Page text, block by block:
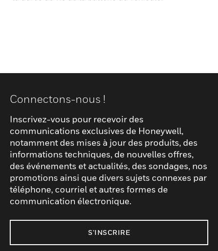
Connectons-nous !
Inscrivez-vous pour recevoir des
communications exclusives de Honeywell,
notamment des mises à jour des produits, des
informations techniques, de nouvelles offres,
des événements et actualités, des sondages, nos
promotions ainsi que divers sujets connexes par
téléphone, courriel et autres formes de
communication électronique.
S'INSCRIRE